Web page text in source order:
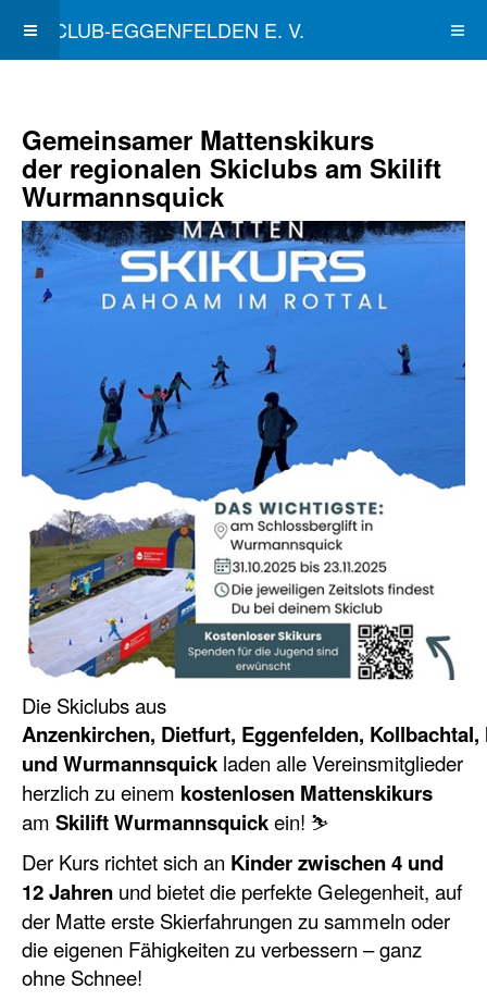
SKICLUB-EGGENFELDEN E. V.
Gemeinsamer Mattenskikurs
der regionalen Skiclubs am Skilift
Wurmannsquick
Die Skiclubs aus
Anzenkirchen, Dietfurt, Eggenfelden,
undWurmannsquick laden alle Vereinsmitglieder
herzlich zu einem kostenlosen Mattenskikurs
am Skilift Wurmannsquickein! ⛷️
Der Kurs richtet sich an Kinder zwischen 4 und
12 Jahren und bietet die perfekte Gelegenheit, auf
der Matte erste Skierfahrungen zu sammeln oder
die eigenen Fähigkeiten zu verbessern – ganz
ohne Schnee!